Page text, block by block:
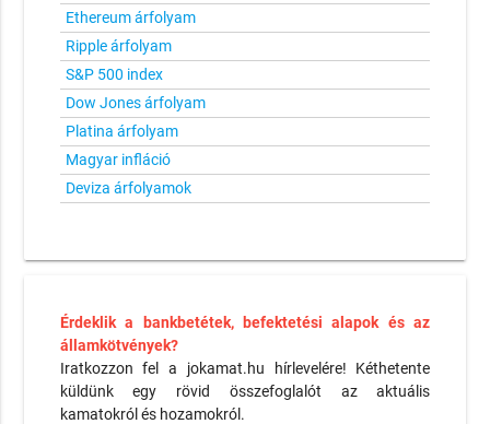
Ethereum árfolyam
Ripple árfolyam
S&P 500 index
Dow Jones árfolyam
Platina árfolyam
Magyar infláció
Deviza árfolyamok
Érdeklik a bankbetétek, befektetési alapok és az
államkötvények?
Iratkozzon fel a jokamat.hu hírlevelére! Kéthetente
küldünk egy rövid összefoglalót az aktuális
kamatokról és hozamokról.